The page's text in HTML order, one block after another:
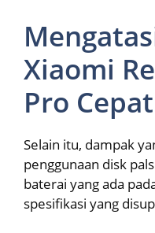
Xiaomi
Pro
Selain itu, dampak
penggunaan disk
baterai yang ada
spesifikasi yang